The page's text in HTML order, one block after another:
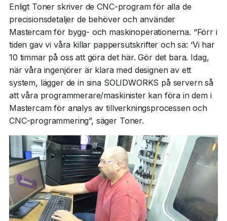
Enligt Toner skriver de CNC-program för alla de
precisionsdetaljer de behöver och använder
Mastercam för bygg- och maskinoperationerna. “Förr i
tiden gav vi våra killar pappersutskrifter och sa: ‘Vi har
10 timmar på oss att göra det här. Gör det bara. Idag,
när våra ingenjörer är klara med designen av ett
system, lägger de in sina SOLIDWORKS på servern så
att våra programmerare/maskinister kan föra in dem i
Mastercam för analys av tillverkningsprocessen och
CNC-programmering”, säger Toner.